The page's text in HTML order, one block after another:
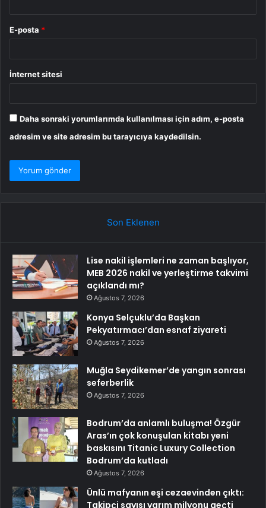
E-posta *
İnternet sitesi
Daha sonraki yorumlarımda kullanılması için adım, e-posta
adresim ve site adresim bu tarayıcıya kaydedilsin.
Son Eklenen
Lise nakil işlemleri ne zaman başlıyor,
MEB 2026 nakil ve yerleştirme takvimi
açıklandı mı?
Ağustos 7, 2026
Konya Selçuklu’da Başkan
Pekyatırmacı’dan esnaf ziyareti
Ağustos 7, 2026
Muğla Seydikemer’de yangın sonrası
seferberlik
Ağustos 7, 2026
Bodrum’da anlamlı buluşma! Özgür
Aras’ın çok konuşulan kitabı yeni
baskısını Titanic Luxury Collection
Bodrum’da kutladı
Ağustos 7, 2026
Ünlü mafyanın eşi cezaevinden çıktı:
Takipçi sayısı yarım milyonu geçti